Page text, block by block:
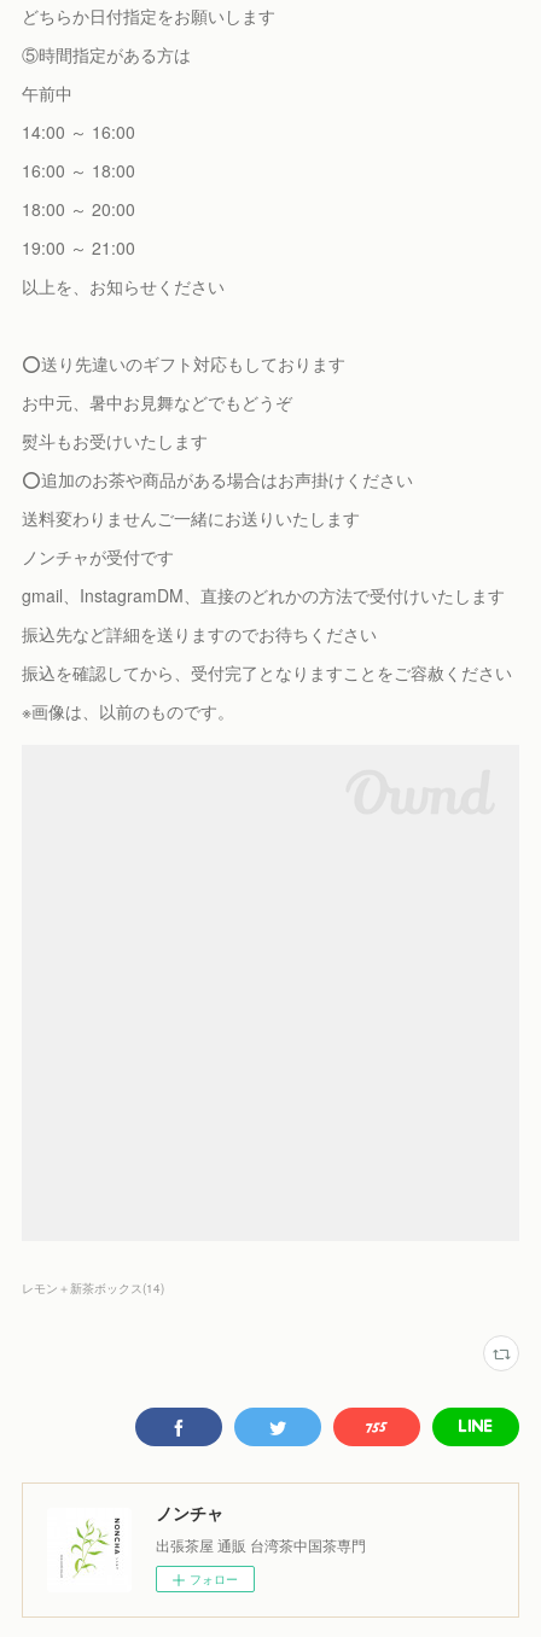
どちらか日付指定をお願いします
⑤時間指定がある方は
午前中
14:00 ～ 16:00
16:00 ～ 18:00
18:00 ～ 20:00
19:00 ～ 21:00
以上を、お知らせください
⭕️送り先違いのギフト対応もしております
お中元、暑中お見舞などでもどうぞ
熨斗もお受けいたします
⭕️追加のお茶や商品がある場合はお声掛けください
送料変わりませんご一緒にお送りいたします
ノンチャが受付です
gmail、InstagramDM、直接のどれかの方法で受付けいたします
振込先など詳細を送りますのでお待ちください
振込を確認してから、受付完了となりますことをご容赦ください
※画像は、以前のものです。
レモン＋新茶ボックス(14)
ノンチャ
出張茶屋 通販 台湾茶中国茶専門
フォロー